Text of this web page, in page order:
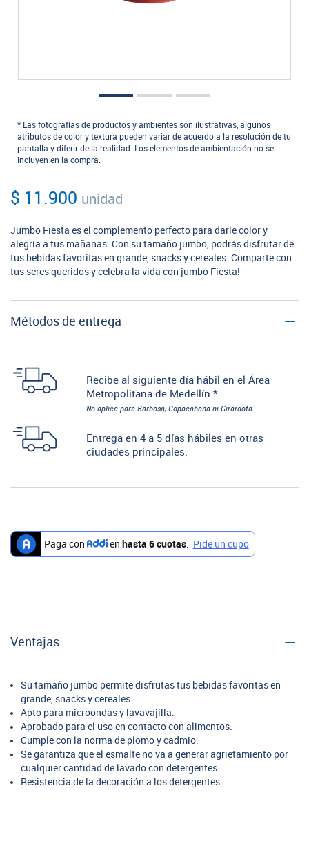
* Las fotografías de productos y ambientes son ilustrativas, algunos
atributos de color y textura pueden variar de acuerdo a la resolución de tu
pantalla y diferir de la realidad. Los elementos de ambientación no se
incluyen en la compra.
$ 11.900 unidad
Jumbo Fiesta es el complemento perfecto para darle color y
alegría a tus mañanas. Con su tamaño jumbo, podrás disfrutar de
tus bebidas favoritas en grande, snacks y cereales. Comparte con
tus seres queridos y celebra la vida con jumbo Fiesta!
Métodos de entrega
Recibe al siguiente día hábil en el Área
Metropolitana de Medellín.*
No aplica para Barbosa, Copacabana ni Girardota
Entrega en 4 a 5 días hábiles en otras
ciudades principales.
Ventajas
Su tamaño jumbo permite disfrutas tus bebidas favoritas en
grande, snacks y cereales.
Apto para microondas y lavavajilla.
Aprobado para el uso en contacto con alimentos.
Cumple con la norma de plomo y cadmio.
Se garantiza que el esmalte no va a generar agrietamiento por
cualquier cantidad de lavado con detergentes.
Resistencia de la decoración a los detergentes.